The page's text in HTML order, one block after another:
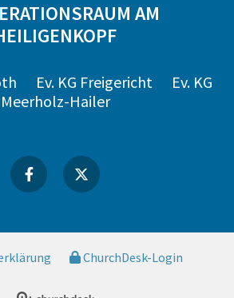
AM
Ev. KG Freigericht
Ev. KG
Meerholz-Hailer
ChurchDesk-Login